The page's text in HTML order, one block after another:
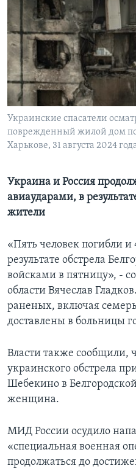
Learning English
СОЦИАЛЬНЫЕ СЕТИ
Украинские спасатели
поврежденный жилой дом
Харькове, 31 августа 2024
Украина и Россия
авиаударами, в
жители
«Пять человек погибли
результате обстрела
войсками в пятницу», -
области Вячеслав
раненых, включая
доставлены в больницы
Власти также сообщили,
украинского обстрела
Шебекино в
женщина.
МИД России осудило
«специальная военная
продолжаться до